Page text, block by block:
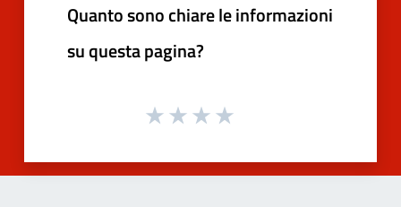
Quanto sono chiare le informazioni
su questa pagina?